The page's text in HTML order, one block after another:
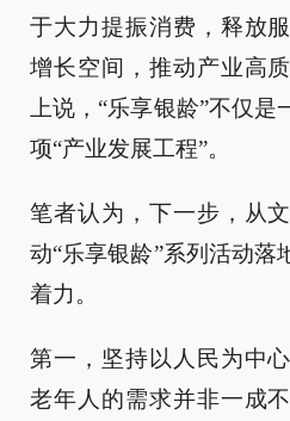
于大力提振消费，释放
增长空间，推动产业高
上说，“乐享银龄”不仅
项“产业发展工程”。
笔者认为，下一步，从
动“乐享银龄”系列活动落
着力。
第一，坚持以人民为中
老年人的需求并非一成